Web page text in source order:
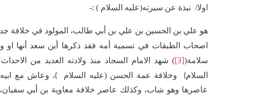
اولا/ نبذة عن سيرته(عليه السلام ) :-
هو علي بن الحسين بن علي بن أبي طالب، المولود في خلافة
اصحاب الطبقات في تسمية أمه فقد ذكرها أبن سعد أنها او
سلامة([3]) شهد الامام السجاد منذ ولادته العديد من
السلام(وخلافة عمة الحسن (عليه السلام (، وعاش مع
عاصرها وهو شاب، وكذلك عاصر خلافة معاوية بن أبي سفيان،